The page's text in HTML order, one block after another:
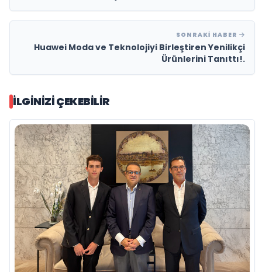
SONRAKI HABER
Huawei Moda ve Teknolojiyi Birleştiren Yenilikçi
Ürünlerini Tanıttı!.
İLGINIZI ÇEKEBILIR